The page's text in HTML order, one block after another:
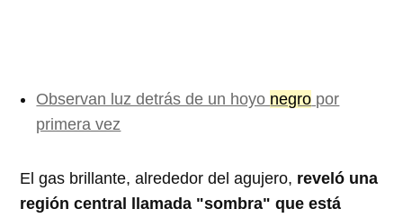
Observan luz detrás de un hoyo negro por
primera vez
El gas brillante, alrededor del agujero, reveló una
región central llamada "sombra" que está